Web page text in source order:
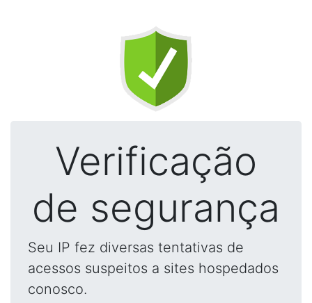
Verificação
de segurança
Seu IP fez diversas tentativas de
acessos suspeitos a sites hospedados
conosco.